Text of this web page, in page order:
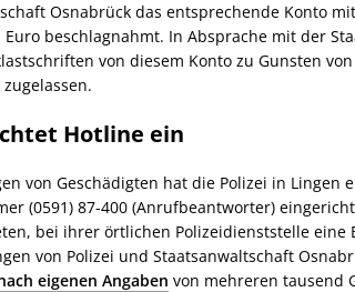
Osnabrück das entsprechende Konto
beschlagnahmt. In Absprache mit der
von diesem Konto zu Gunsten
Hotline ein
von Geschädigten hat die Polizei in Lingen
(0591) 87-400 (Anrufbeantworter)
bei ihrer örtlichen Polizeidienststelle eine
von Polizei und Staatsanwaltschaft
eigenen Angaben von mehreren tausend